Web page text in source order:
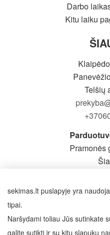
Darbo
Kitu laiku
Telšių
Pramonės
Darbo
sekimas.lt puslapyje yra
tipai.
Naršydami toliau Jūs sutinkate
galite sutikti ir su kitų slapukų